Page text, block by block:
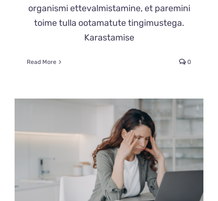
organismi ettevalmistamine, et paremini
toime tulla ootamatute tingimustega.
Karastamise
Read More 0